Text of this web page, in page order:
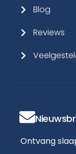
Blog
Reviews
Ontvang